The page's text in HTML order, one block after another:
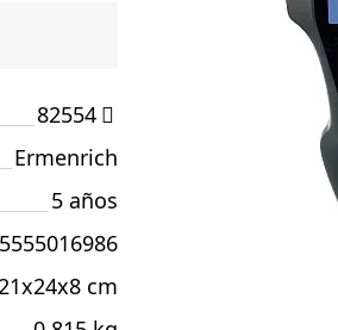
82554
Ermenrich
5 años
cm